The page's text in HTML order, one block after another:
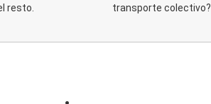
resto.
transporte colectivo?